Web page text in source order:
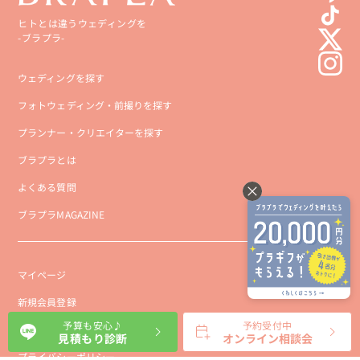
ヒトとは違うウェディングを
-ブラプラ-
ウェディングを探す
フォトウェディング・前撮りを探す
プランナー・クリエイターを探す
ブラプラとは
よくある質問
ブラプラMAGAZINE
マイページ
新規会員登録
会社概要
プライバシーポリシー
予算も安心♪
見積もり診断
予約受付中
オンライン相談会